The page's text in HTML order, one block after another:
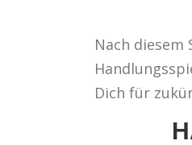
Nach diesem
Dich für